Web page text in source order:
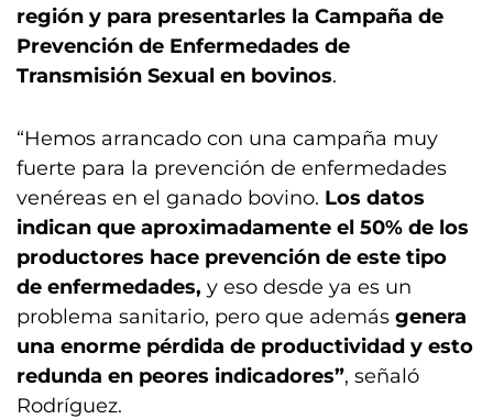
región y para presentarles la Campaña de
Prevención de Enfermedades de
Transmisión Sexual en bovinos.
“Hemos arrancado con una campaña muy
fuerte para la prevención de enfermedades
venéreas en el ganado bovino. Los datos
indican que aproximadamente el 50% de los
productores hace prevención de este tipo
de enfermedades, y eso desde ya es un
problema sanitario, pero que además genera
una enorme pérdida de productividad y esto
redunda en peores indicadores”, señaló
Rodríguez.